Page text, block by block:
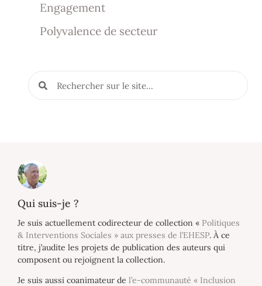
Engagement
Polyvalence de secteur
Qui suis-je ?
Je suis actuellement codirecteur de collection « Politiques
& Interventions Sociales » aux presses de l’EHESP. À ce
titre, j’audite les projets de publication des auteurs qui
composent ou rejoignent la collection.
Je suis aussi coanimateur de l’e-communauté « Inclusion